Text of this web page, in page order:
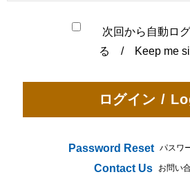
次回から自動ロ
る / Keep me
Password Reset パスワ
Contact Us お問い